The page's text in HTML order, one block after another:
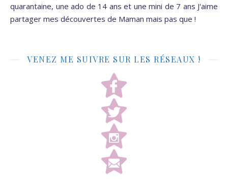
quarantaine, une ado de 14 ans et une mini de 7 ans J'aime
partager mes découvertes de Maman mais pas que !
VENEZ ME SUIVRE SUR LES RÉSEAUX !